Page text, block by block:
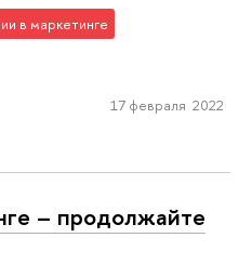
в маркетинге
17 февраля 2022
– продолжайте